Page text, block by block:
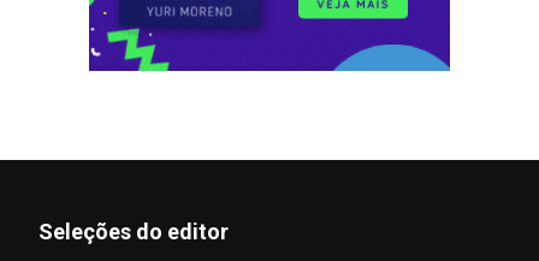
Seleções do editor